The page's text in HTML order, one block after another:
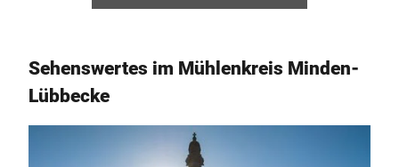
Sehenswertes im Mühlenkreis Minden-
Lübbecke